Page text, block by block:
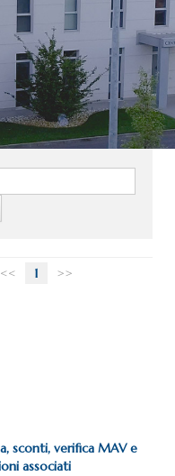
<< 1 >>
sconti, verifica MAV e
associati